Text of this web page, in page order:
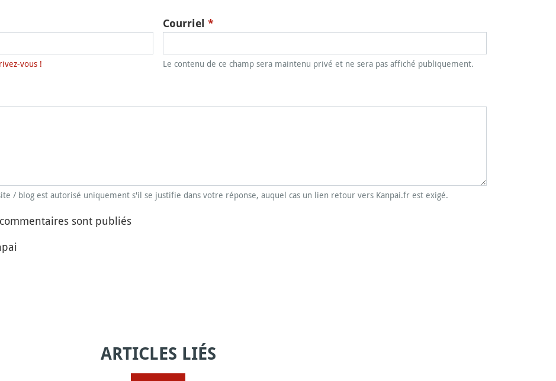
vous !
Courriel *
Le contenu de ce champ sera maintenu privé et ne sera pas affiché publiquement.
/ blog est autorisé uniquement s'il se justifie dans votre réponse, auquel cas un lien retour vers Kanpai.fr est exigé.
sont publiés
ARTICLES LIÉS